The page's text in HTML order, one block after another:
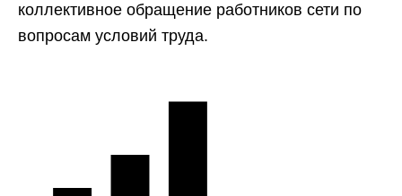
коллективное обращение работников сети по
вопросам условий труда.